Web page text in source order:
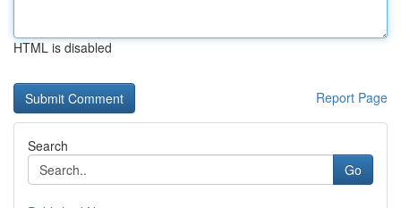
HTML is disabled
Report Page
Search
Go